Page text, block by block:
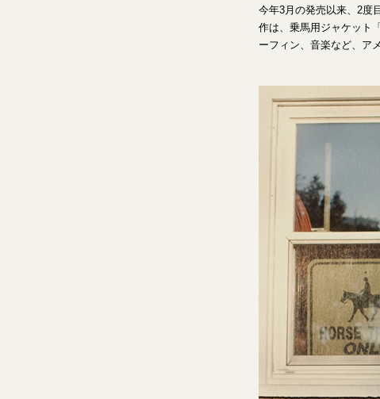
今年3月の発売以来、2度
作は、乗馬用ジャケット
ーフィン、音楽など、ア